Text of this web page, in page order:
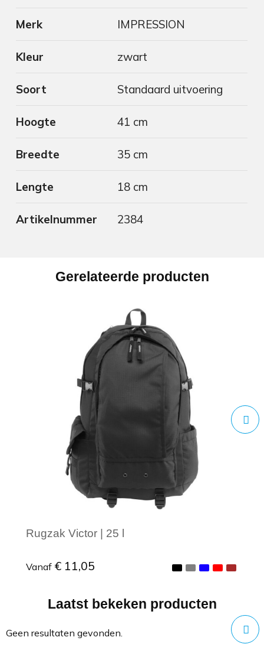
Merk IMPRESSION
Kleur zwart
Soort Standaard uitvoering
Hoogte 41 cm
Breedte 35 cm
Lengte 18 cm
Artikelnummer 2384
Gerelateerde producten
Rugzak Victor | 25 l
Vanaf € 11,05
Minimale afname: 1
Laatst bekeken producten
Geen resultaten gevonden.